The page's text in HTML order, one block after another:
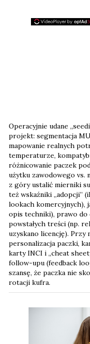
Operacyjnie udane
projekt: segmentacja
mapowanie realnych
temperaturze,
różnicowanie paczek
użytku zawodowego vs.
z góry ustalić mierniki
też wskaźniki „adopcji”
lookach komercyjnych),
opis techniki), prawo
powstałych treści (np.
uzyskano licencję). Przy
personalizacja paczki,
karty INCI i „cheat
follow-upu (feedback
szansę, że paczka nie
rotacji kufra.